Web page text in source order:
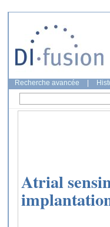
Recherche avancée
Atrial